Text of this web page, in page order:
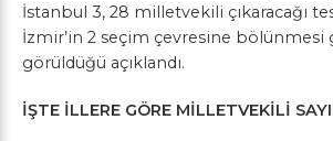
İstanbul 3, 28 milletvekili çıkaracağı
İzmir’in 2 seçim çevresine bölünmesi
görüldüğü açıklandı.
İŞTE İLLERE GÖRE MİLLETVEKİLİ